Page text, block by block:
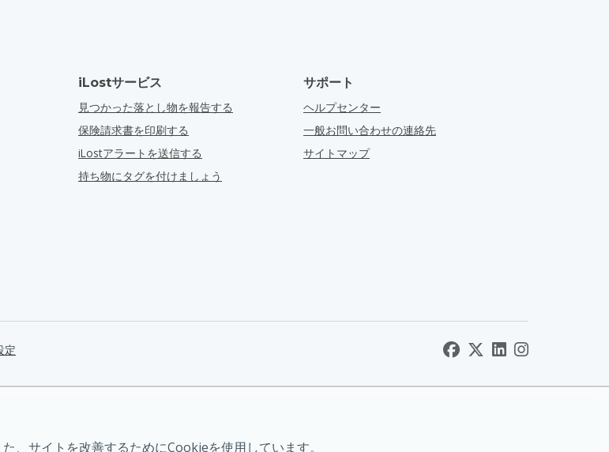
iLostサービス
見つかった落とし物を報告する
保険請求書を印刷する
iLostアラートを送信する
持ち物にタグを付けましょう
サポート
ヘルプセンター
一般お問い合わせの連絡先
サイトマップ
定
、サイトを改善するためにCookieを使用しています。